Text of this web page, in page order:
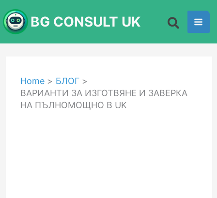
to
content
BG CONSULT UK
Home
БЛОГ
ВАРИАНТИ ЗА ИЗГОТВЯНЕ И ЗАВЕРКА
НА ПЪЛНОМОЩНО В UK